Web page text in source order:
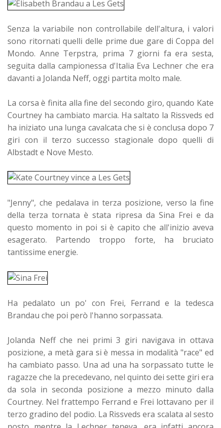
Senza la variabile non controllabile dell'altura, i valori
sono ritornati quelli delle prime due gare di Coppa del
Mondo. Anne Terpstra, prima 7 giorni fa era sesta,
seguita dalla campionessa d'Italia Eva Lechner che era
davanti a Jolanda Neff, oggi partita molto male.
La corsa è finita alla fine del secondo giro, quando Kate
Courtney ha cambiato marcia. Ha saltato la Rissveds ed
ha iniziato una lunga cavalcata che si è conclusa dopo 7
giri con il terzo successo stagionale dopo quelli di
Albstadt e Nove Mesto.
"Jenny", che pedalava in terza posizione, verso la fine
della terza tornata è stata ripresa da Sina Frei e da
questo momento in poi si è capito che all'inizio aveva
esagerato. Partendo troppo forte, ha bruciato
tantissime energie.
Ha pedalato un po' con Frei, Ferrand e la tedesca
Brandau che poi però l'hanno sorpassata.
Jolanda Neff che nei primi 3 giri navigava in ottava
posizione, a metà gara si è messa in modalità "race" ed
ha cambiato passo. Una ad una ha sorpassato tutte le
ragazze che la precedevano, nel quinto dei sette giri era
da sola in seconda posizione a mezzo minuto dalla
Courtney. Nel frattempo Ferrand e Frei lottavano per il
terzo gradino del podio. La Rissveds era scalata al sesto